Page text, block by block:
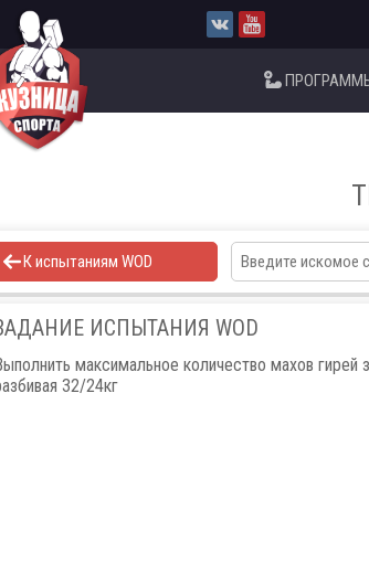
К испытаниям WOD
ИСПЫТАНИЯ WOD
максимальное количество махов гирей
32/24кг